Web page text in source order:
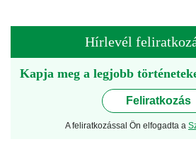
Hírlevél
Kapja meg a legjobb
Feliratkozás
A feliratkozással Ön elfogadta a